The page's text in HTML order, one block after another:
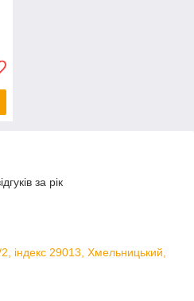
за рік
індекс 29013, Хмельницький,